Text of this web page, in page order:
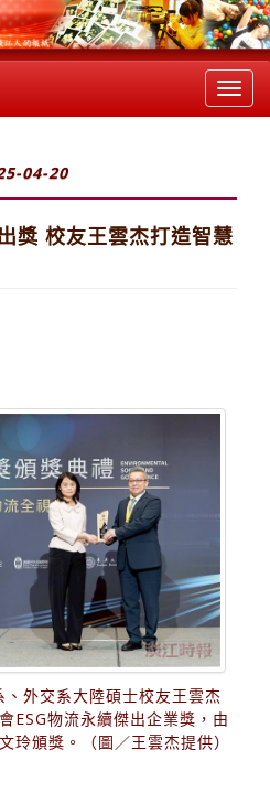
04-20
獎 校友王雲杰打造智慧
外交系大陸碩士校友王雲杰
ESG物流永續傑出企業獎，由
玲頒獎。（圖／王雲杰提供）